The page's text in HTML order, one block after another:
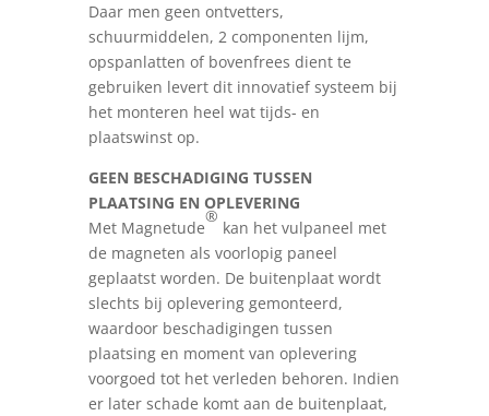
Daar men geen ontvetters,
schuurmiddelen, 2 componenten lijm,
opspanlatten of bovenfrees dient te
gebruiken levert dit innovatief systeem bij
het monteren heel wat tijds- en
plaatswinst op.
GEEN BESCHADIGING TUSSEN
PLAATSING EN OPLEVERING
Met Magnetude
®
kan het vulpaneel met
de magneten als voorlopig paneel
geplaatst worden. De buitenplaat wordt
slechts bij oplevering gemonteerd,
waardoor beschadigingen tussen
plaatsing en moment van oplevering
voorgoed tot het verleden behoren. Indien
er later schade komt aan de buitenplaat,